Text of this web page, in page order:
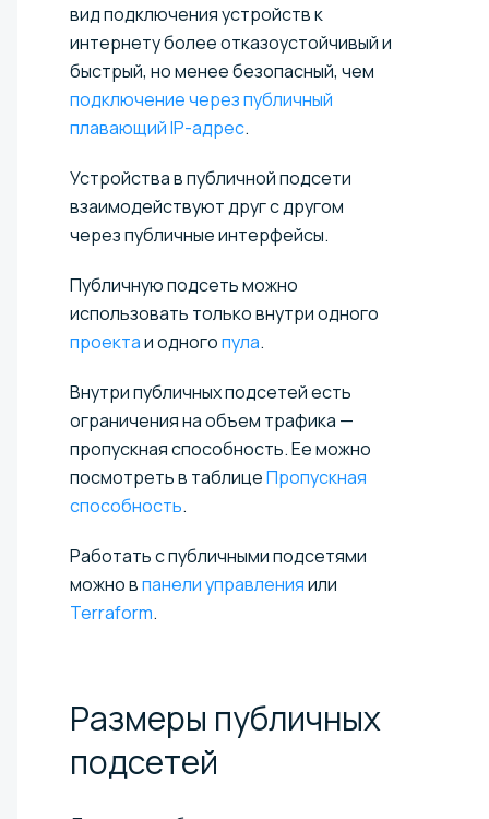
вид подключения устройств к
интернету более отказоустойчивый и
быстрый, но менее безопасный, чем
подключение через публичный
плавающий IP-адрес.
Устройства в публичной подсети
взаимодействуют друг с другом
через публичные интерфейсы.
Публичную подсеть можно
использовать только внутри одного
проектаи одногопула.
Внутри публичных подсетей есть
ограничения на объем трафика —
пропускная способность. Ее можно
посмотреть в таблицеПропускная
способность.
Работать с публичными подсетями
можно впанели управленияили
Terraform.
Размеры публичных
подсетей